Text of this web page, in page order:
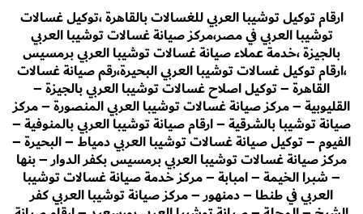
ارقام توكيل توشيبا العربي للغسالات بالقاهرة ،توكيل غسالات
توشيبا العربي في مصر،مركز صيانة غسالات توشيبا العربي
بالجيزة ،خدمة عملاء صيانة غسالات توشيبا العربي برمسيس
،ارقام توكيل غسالات توشيبا العربي البحيرة،رقم صيانة غسالات
القاهرة – توكيل اصلاح غسالات توشيبا العربي بالجيزة –
القليوبية – مركز صيانة غسالات توشيبا العربي المنصورة – مركز
صيانة توشيبا بالشرقية – ارقام صيانة توشيبا العربي بالمنوفية –
الفيوم – توكيل صيانة غسالات توشيبا العربي دمياط – البحيرة –
مركز صيانة غسالات توشيبا العربي برمسيس بكفر الدوار – بنها
– شبرا الخيمة – امبابة – مركز خدمة صيانة غسالات توشيبا
العربي في طنطا – دمنهور – مركز صيانة توشيبا العربي كفر